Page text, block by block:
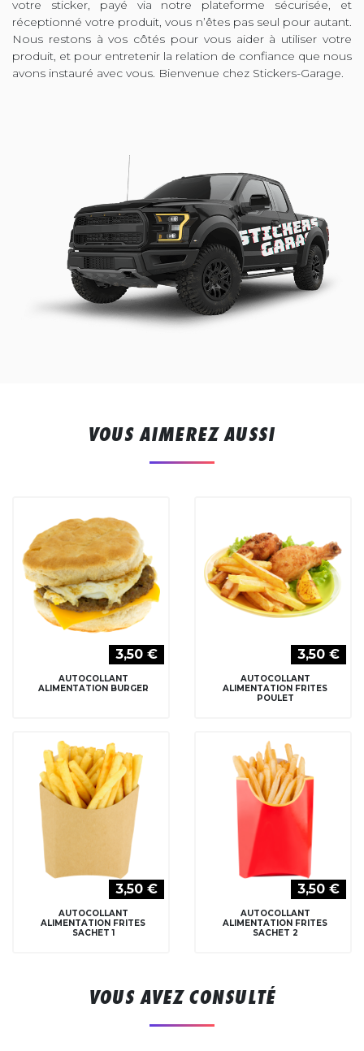
votre sticker, payé via notre plateforme sécurisée, et
réceptionné votre produit, vous n’êtes pas seul pour autant.
Nous restons à vos côtés pour vous aider à utiliser votre
produit, et pour entretenir la relation de confiance que nous
avons instauré avec vous. Bienvenue chez Stickers-Garage.
VOUS AIMEREZ AUSSI
3,50 €
AUTOCOLLANT
ALIMENTATION BURGER
3,50 €
AUTOCOLLANT
ALIMENTATION FRITES
POULET
3,50 €
AUTOCOLLANT
ALIMENTATION FRITES
SACHET 1
3,50 €
AUTOCOLLANT
ALIMENTATION FRITES
SACHET 2
VOUS AVEZ CONSULTÉ